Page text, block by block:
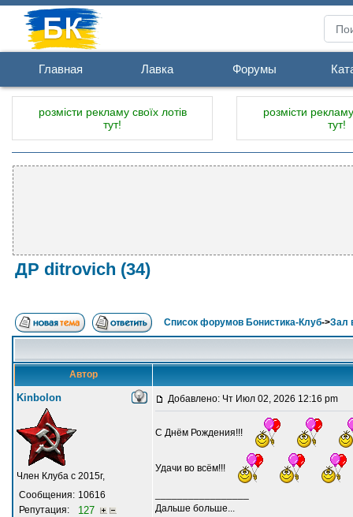
Главная Лавка Форумы
розмісти рекламу своїх лотів
тут!
розмісти
тут!
ДР ditrovich (34)
Список форумов Бонистика-Клуб->Зал
Автор
Kinbolon
Член Клуба с 2015г,
Сообщения: 10616
Репутация:
127
Добавлено: Чт Июл 02, 2026 12:16 pm
С Днём Рождения!!!
Удачи во всём!!!
Дальше больше...